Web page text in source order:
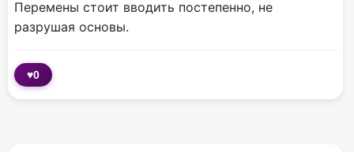
Перемены стоит вводить постепенно, не
разрушая основы.
♥0